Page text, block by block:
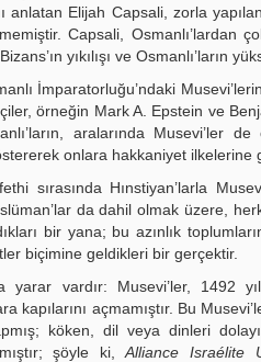
anlatan Elijah Capsali, zorla
Capsali, Osmanlı’lardan
yıkılışı ve Osmanlı’ların
İmparatorluğu’ndaki
örneğin Mark A. Epstein ve
aralarında Musevi’ler
onlara hakkaniyet ilkelerine
fethi sırasında Hınstiyan’larla
da dahil olmak üzere,
bir yana; bu azınlık
biçimine geldikleri bir gerçektir.
yarar vardır: Musevi’ler, 1492
kapılarını açmamıştır. Bu
köken, dil veya dinleri
şöyle ki,Alliance Israélite